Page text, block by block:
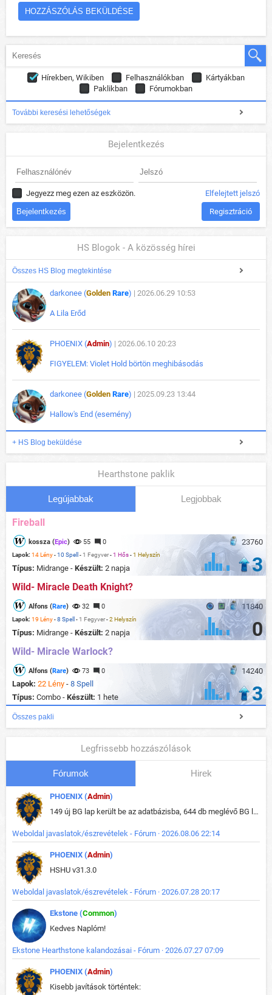
Hírekben, Wikiben Felhasználókban
Kártyákban
Paklikban
Fórumokban
További keresési lehetőségek
Bejelentkezés
Jegyezz meg ezen az eszközön. Elfelejtett jelszó
Regisztráció
HS Blogok - A közösség hírei
Összes HS Blog megtekintése
darkonee (Golden Rare) | 2026.06.29 10:53
A Lila Erőd
PHOENIX (Admin) | 2026.06.10 20:23
FIGYELEM: Violet Hold börtön meghibásodás
darkonee (Golden Rare) | 2025.09.23 13:44
Hallow's End (esemény)
+ HS Blog beküldése
Hearthstone paklik
Legújabbak Legjobbak
Fireball
23760
kossza (Epic) 55 0
Lapok: 14 Lény-10 Spell - 1 Fegyver-1 Hős-1 Helyszín
Típus: Midrange - Készült: 2 napja 3
Wild- Miracle Death Knight?
11840
Alfons (Rare) 32 0
Lapok: 19 Lény-8 Spell - 1 Fegyver-2 Helyszín
Típus: Midrange - Készült: 2 napja 0
Wild- Miracle Warlock?
14240
Alfons (Rare) 73 0
Lapok: 22 Lény - 8 Spell
Típus: Combo - Készült: 1 hete 3
Összes pakli
Legfrissebb hozzászólások
Fórumok Hirek
PHOENIX (Admin)
149 új BG lap került be az adatbázisba, 644 db meglévő BG lap módosult, bekerültek az új képek a megváltozott lapokhoz is.
Weboldal javaslatok/észrevételek - Fórum · 2026.08.06 22:14
PHOENIX (Admin)
HSHU v31.3.0
Weboldal javaslatok/észrevételek - Fórum · 2026.07.28 20:17
Ekstone (Common)
Kedves Naplóm!
Ekstone Hearthstone kalandozásai - Fórum · 2026.07.27 07:09
PHOENIX (Admin)
Kisebb javítások történtek: